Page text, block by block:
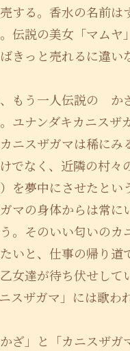
する。香水の名前は
伝説の美女「マムヤ
きっと売れるに違い
もう一人伝説の か
ユナンダキカニスザ
ニスザガマは稀にみ
でなく、近隣の村
を夢中にさせたとい
マの身体からは常に
。そのいい匂いのカ
いと、仕事の帰り道
女達が待ち伏せして
スザガマ」には歌わ
かざ」と「カニスザガ